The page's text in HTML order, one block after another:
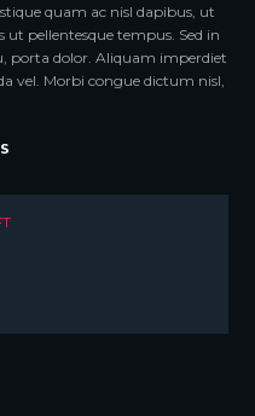
quam ac nisl dapibus, ut
ut pellentesque tempus. Sed in
porta dolor. Aliquam imperdiet
vel. Morbi congue dictum nisl,